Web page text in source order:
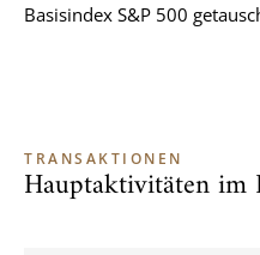
Basisindex S&P 500
TRANSAKTIONEN
Hauptaktivitäten im